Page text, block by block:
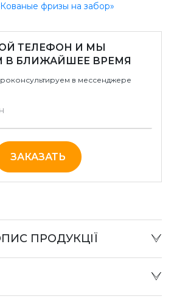
фризы на забор»
ТЕЛЕФОН И МЫ
В БЛИЖАЙШЕЕ ВРЕМЯ
в мессенджере
ЗАКАЗАТЬ
ПРОДУКЦІЇ